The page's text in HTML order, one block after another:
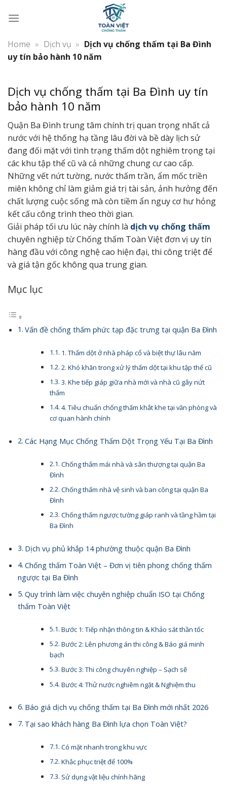
qua
dung
Home » Dịch vụ » Dịch vụ chống thấm tại Ba Đình
uy tín bảo hành 10 năm
Dịch vụ chống thấm tại Ba Đình uy tín
bảo hành 10 năm
Quận Ba Đình trung tâm chính trị quan trọng nhất cả
nước với hệ thống hạ tầng lâu đời và bề dày lịch sử
đang đối mặt với tình trạng thấm dột nghiêm trọng tại
các khu tập thể cũ và cả những chung cư cao cấp.
Những vết nứt tường, nước thấm trần, ẩm mốc triền
miên không chỉ làm giảm giá trị tài sản, ảnh hưởng đến
chất lượng cuộc sống mà còn tiềm ẩn nguy cơ hư hỏng
kết cấu công trình theo thời gian.
Giải pháp tối ưu lúc này chính là dịch vụ chống thấm
chuyên nghiệp từ Chống thấm Toàn Việt đơn vị uy tín
hàng đầu với công nghệ cao hiện đại, thi công triệt để
và giá tận gốc không qua trung gian.
Mục lục
Vấn đề chống thấm phức tạp đặc trưng tại quận Ba Đình
1. Thấm dột ở nhà pháp cổ và biệt thự lâu năm
2. Khó khăn trong xử lý thấm dột tại khu tập thể cũ
3. Khe tiếp giáp giữa nhà mới và nhà cũ gây nứt
thấm
4. Tiêu chuẩn chống thấm khắt khe tại văn phòng và
cơ quan hành chính
Các Hạng Mục Chống Thấm Dột Trọng Yếu Tại Ba Đình
Chống thấm mái nhà và sân thượng tại quận Ba
Đình
Chống thấm nhà vệ sinh và ban công tại quận Ba
Đình
Chống thấm ngược tường giáp ranh và tầng hầm tại
Ba Đình
Dịch vụ phủ khắp 14 phường thuộc quận Ba Đình
Chống thấm Toàn Việt – Đơn vị tiên phong chống thấm
ngược tại Ba Đình
Quy trình làm việc chuyên nghiệp chuẩn ISO tại Chống
thấm Toàn Việt
Bước 1: Tiếp nhận thông tin & Khảo sát thần tốc
Bước 2: Lên phương án thi công & Báo giá minh
bạch
Bước 3: Thi công chuyên nghiệp – Sạch sẽ
Bước 4: Thử nước nghiêm ngặt & Nghiệm thu
Báo giá dịch vụ chống thấm tại Ba Đình mới nhất 2026
Tại sao khách hàng Ba Đình lựa chọn Toàn Việt?
Có mặt nhanh trong khu vực
Khắc phục triệt để 100%
Sử dụng vật liệu chính hãng